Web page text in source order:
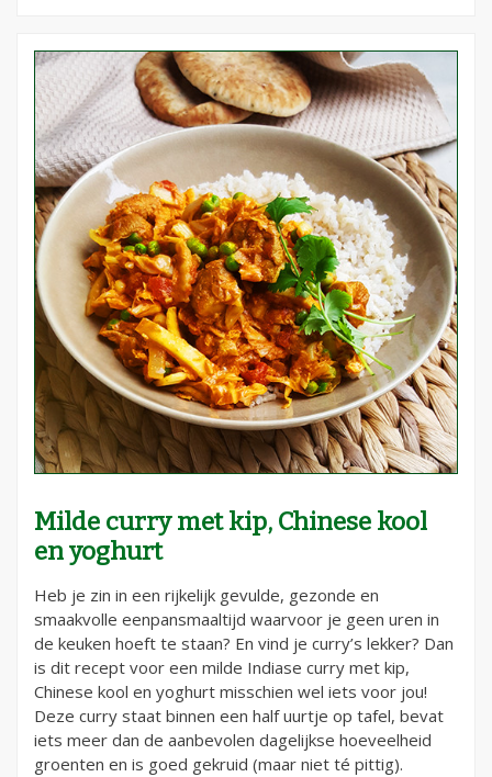
Milde curry met kip, Chinese kool
en yoghurt
Heb je zin in een rijkelijk gevulde, gezonde en
smaakvolle eenpansmaaltijd waarvoor je geen uren in
de keuken hoeft te staan? En vind je curry’s lekker? Dan
is dit recept voor een milde Indiase curry met kip,
Chinese kool en yoghurt misschien wel iets voor jou!
Deze curry staat binnen een half uurtje op tafel, bevat
iets meer dan de aanbevolen dagelijkse hoeveelheid
groenten en is goed gekruid (maar niet té pittig).